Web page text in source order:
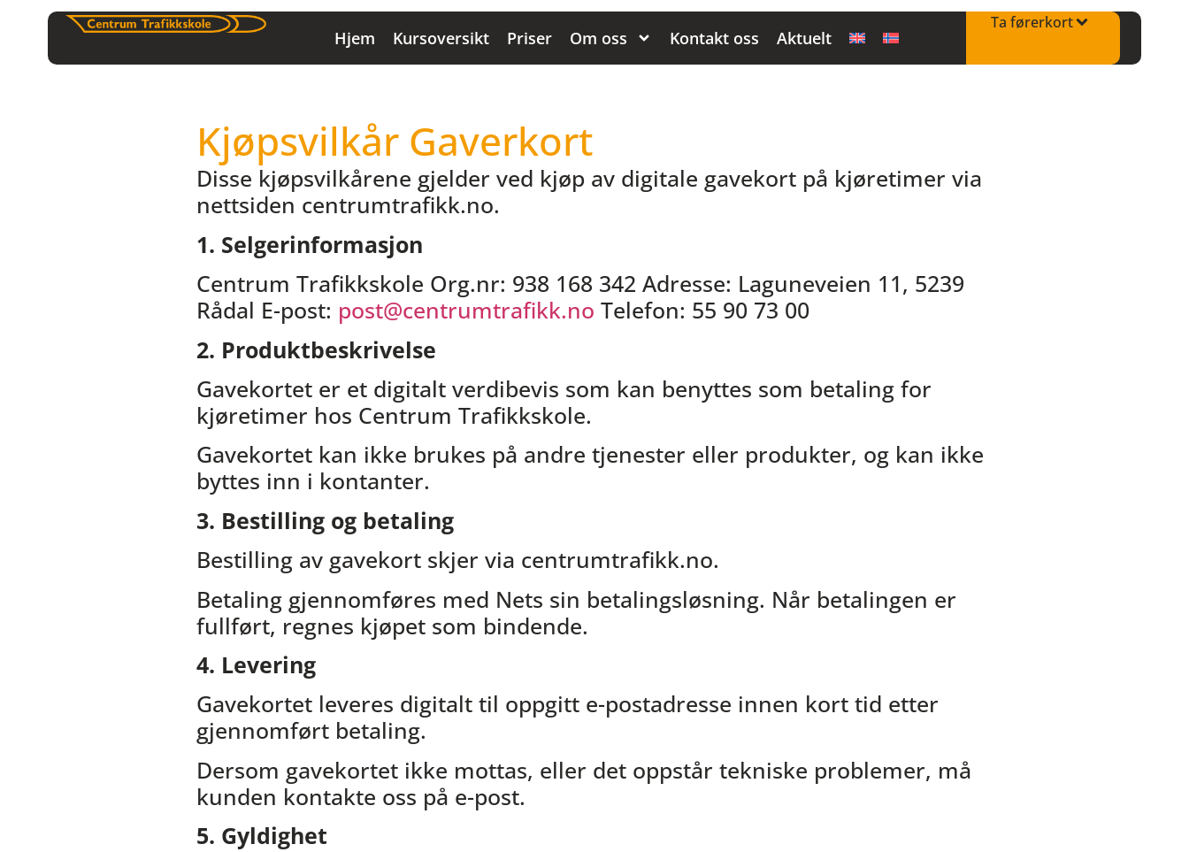
Hjem Kursoversikt Priser Om oss Kontakt oss Aktuelt
Ta førerkort
Kjøpsvilkår Gaverkort
Disse kjøpsvilkårene gjelder ved kjøp av digitale gavekort på kjøretimer via
nettsiden centrumtrafikk.no.
1. Selgerinformasjon
Centrum Trafikkskole Org.nr: 938 168 342 Adresse: Laguneveien 11, 5239
Rådal E-post: post@centrumtrafikk.no Telefon: 55 90 73 00
2. Produktbeskrivelse
Gavekortet er et digitalt verdibevis som kan benyttes som betaling for
kjøretimer hos Centrum Trafikkskole.
Gavekortet kan ikke brukes på andre tjenester eller produkter, og kan ikke
byttes inn i kontanter.
3. Bestilling og betaling
Bestilling av gavekort skjer via centrumtrafikk.no.
Betaling gjennomføres med Nets sin betalingsløsning. Når betalingen er
fullført, regnes kjøpet som bindende.
4. Levering
Gavekortet leveres digitalt til oppgitt e-postadresse innen kort tid etter
gjennomført betaling.
Dersom gavekortet ikke mottas, eller det oppstår tekniske problemer, må
kunden kontakte oss på e-post.
5. Gyldighet